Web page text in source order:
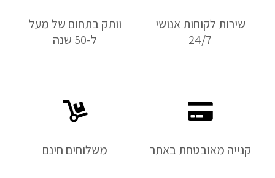
שירות לקוחות אנושי
24/7
וותק בתחום של מעל
ל-50 שנה
קנייה מאובטחת באתר משלוחים חינם